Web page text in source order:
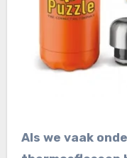
Als we vaak